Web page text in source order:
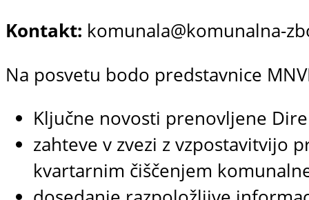
Kontakt: komunala@komunalna-
Na posvetu bodo predstavnice
Ključne novosti prenovljene
zahteve v zvezi z vzpostavitvijo
kvartarnim čiščenjem